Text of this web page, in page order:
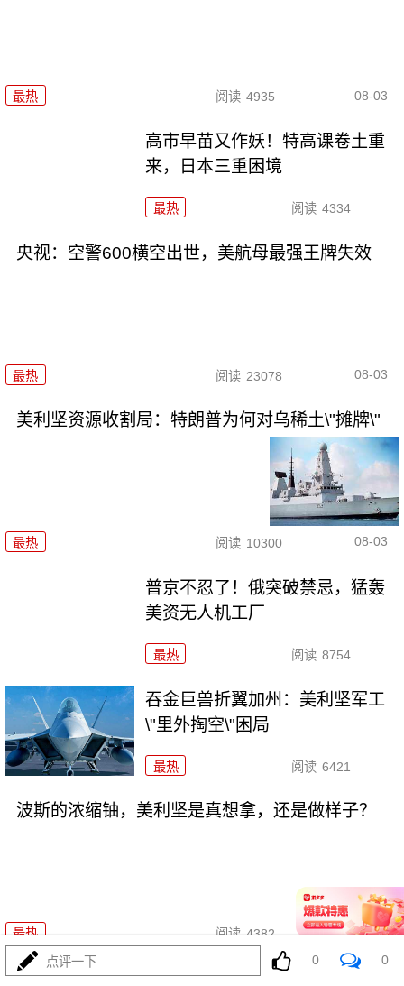
最热 阅读 4935 08-03
高市早苗又作妖！特高课卷土重
来，日本三重困境
最热 阅读 4334
央视：空警600横空出世，美航母最强王牌失效
最热 阅读 23078 08-03
美利坚资源收割局：特朗普为何对乌稀土\"摊牌\"
最热 阅读 10300 08-03
普京不忍了！俄突破禁忌，猛轰
美资无人机工厂
最热 阅读 8754
吞金巨兽折翼加州：美利坚军工
\"里外掏空\"困局
最热 阅读 6421
波斯的浓缩铀，美利坚是真想拿，还是做样子？
最热 阅读 4382 08-03
东瀛彻底撕掉和平面具，公然发
点评一下 0 0